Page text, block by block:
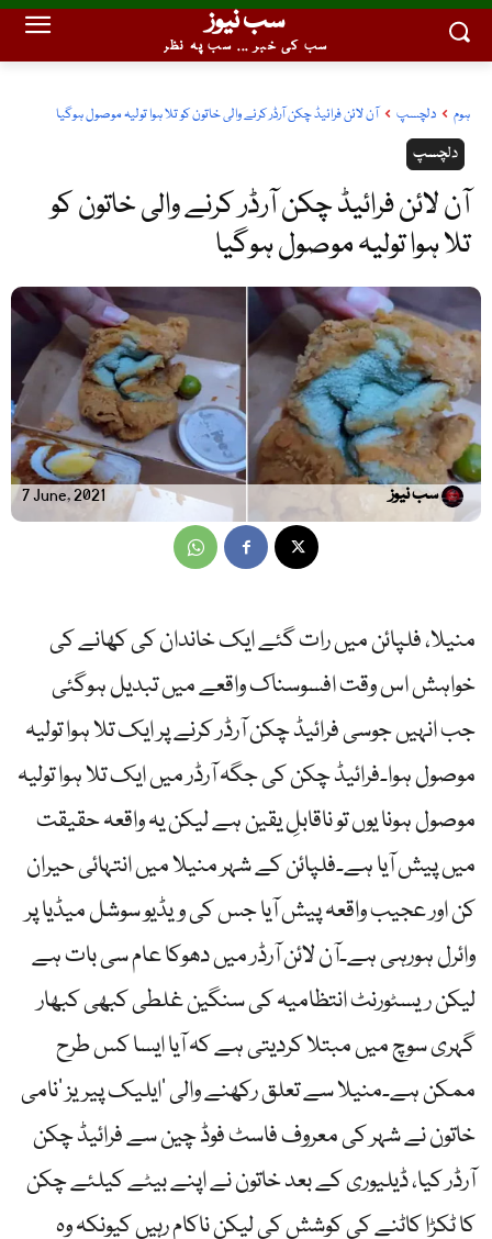
سب نیوز
سب کی خبر ... سب پہ نظر
ہوم دلچسپ آن لائن فرائیڈ چکن آرڈر کرنے والی خاتون کو تلا ہوا تولیہ موصول ہوگیا
دلچسپ
آن لائن فرائیڈ چکن آرڈر کرنے والی خاتون کو
تلا ہوا تولیہ موصول ہوگیا
7 June, 2021 سب نیوز
منیلا، فلپائن میں رات گئے ایک خاندان کی کھانے کی
خواہش اس وقت افسوسناک واقعے میں تبدیل ہوگئی
جب انہیں جوسی فرائیڈ چکن آرڈر کرنے پر ایک تلا ہوا تولیہ
موصول ہوا۔فرائیڈ چکن کی جگہ آرڈر میں ایک تلا ہوا تولیہ
موصول ہونا یوں تو ناقابلِ یقین ہے لیکن یہ واقعہ حقیقت
میں پیش آیا ہے۔فلپائن کے شہر منیلا میں انتہائی حیران
کن اور عجیب واقعہ پیش آیا جس کی ویڈیو سوشل میڈیا پر
وائرل ہورہی ہے۔آن لائن آرڈر میں دھوکا عام سی بات ہے
لیکن ریسٹورنٹ انتظامیہ کی سنگین غلطی کبھی کبھار
گہری سوچ میں مبتلا کردیتی ہے کہ آیا ایسا کس طرح
ممکن ہے۔منیلا سے تعلق رکھنے والی ‘ایلیک پیریز ‘نامی
خاتون نے شہر کی معروف فاسٹ فوڈ چین سے فرائیڈ چکن
آرڈر کیا، ڈیلیوری کے بعد خاتون نے اپنے بیٹے کیلئے چکن
کا ٹکڑا کاٹنے کی کوشش کی لیکن ناکام رہیں کیونکہ وہ